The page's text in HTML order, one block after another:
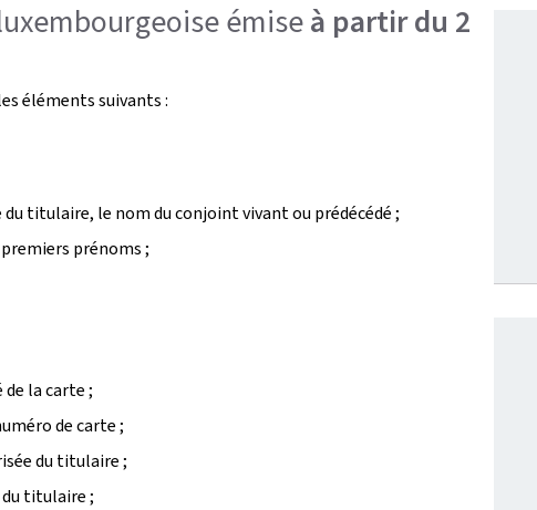
émiseà partir du 2
éléments suivants :
du titulaire, le nom du conjoint vivant ou prédécédé ;
prénoms ;
la carte ;
de carte ;
du titulaire ;
titulaire ;